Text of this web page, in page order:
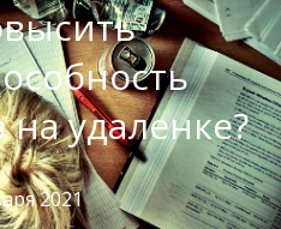
удаленке?
2021